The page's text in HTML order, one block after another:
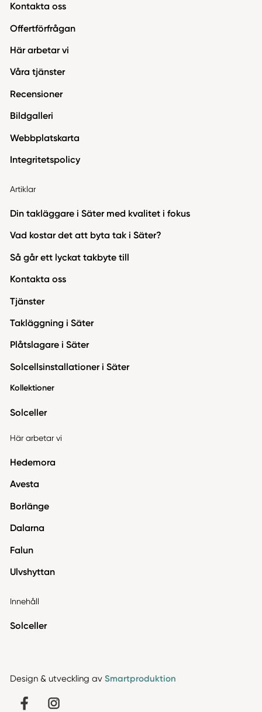
Kontakta oss
Offertförfrågan
Här arbetar vi
Våra tjänster
Recensioner
Bildgalleri
Webbplatskarta
Integritetspolicy
Artiklar
Din takläggare i Säter med kvalitet i fokus
Vad kostar det att byta tak i Säter?
Så går ett lyckat takbyte till
Kontakta oss
Tjänster
Takläggning i Säter
Plåtslagare i Säter
Solcellsinstallationer i Säter
Kollektioner
Solceller
Här arbetar vi
Hedemora
Avesta
Borlänge
Dalarna
Falun
Ulvshyttan
Innehåll
Solceller
Design & utveckling av Smartproduktion